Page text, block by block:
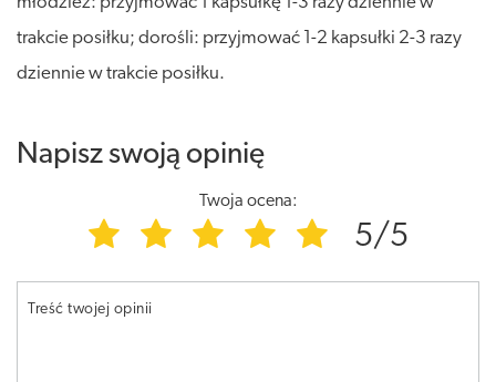
trakcie posiłku; dorośli: przyjmować 1-2 kapsułki 2-3 razy
dziennie w trakcie posiłku.
Napisz swoją opinię
Twoja ocena:
5/5
Treść twojej opinii